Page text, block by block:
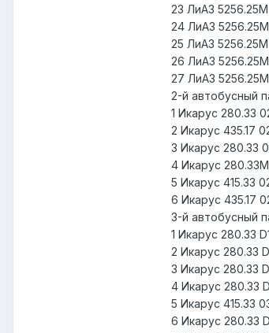
23 ЛиАЗ
24 ЛиАЗ
25 ЛиАЗ
26 ЛиАЗ
27 ЛиАЗ
2-й автобусный
1 Икарус 280.33
2 Икарус 435.17
3 Икарус 280.33
4 Икарус
5 Икарус 415.33
6 Икарус 435.17
3-й автобусный
1 Икарус 280.33
2 Икарус 280.33
3 Икарус 280.33
4 Икарус 280.33
5 Икарус 415.33
6 Икарус 280.33